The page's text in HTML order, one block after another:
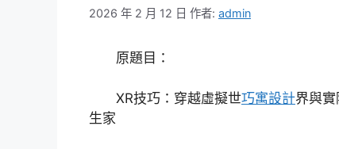
2026 年 2 月 12 日 作者: admin
原題目：
XR技巧：穿越虛擬世巧寓設計界與
生家